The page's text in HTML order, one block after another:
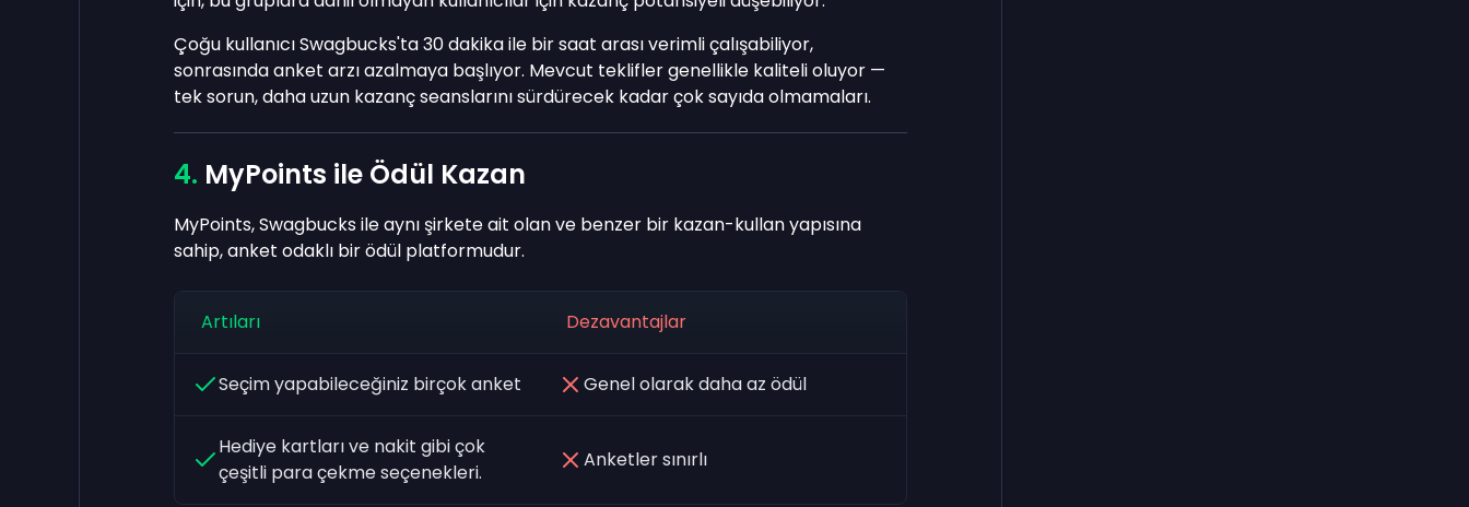
Çoğu kullanıcı Swagbucks'ta 30 dakika ile bir saat arası verimli çalışabiliyor,
sonrasında anket arzı azalmaya başlıyor. Mevcut teklifler genellikle kaliteli oluyor —
tek sorun, daha uzun kazanç seanslarını sürdürecek kadar çok sayıda olmamaları.
MyPoints ile Ödül Kazan
MyPoints, Swagbucks ile aynı şirkete ait olan ve benzer bir kazan-kullan yapısına
sahip, anket odaklı bir ödül platformudur.
Artıları Dezavantajlar
Seçim yapabileceğiniz birçok anket Genel olarak daha az ödül
Hediye kartları ve nakit gibi çok
çeşitli para çekme seçenekleri.
Anketler sınırlı